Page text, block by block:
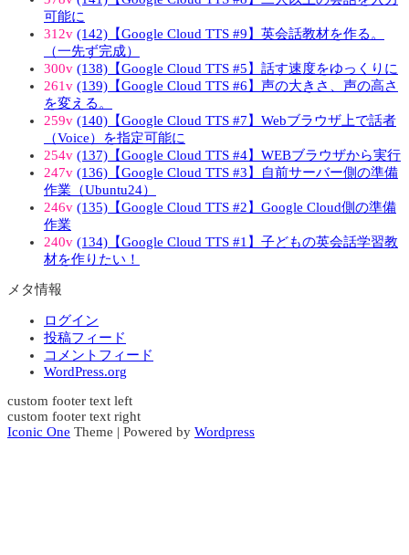
可能に
312v (142)【Google Cloud TTS #9】英会話教材を作る。
（一先ず完成）
300v (138)【Google Cloud TTS #5】話す速度をゆっくりに
261v (139)【Google Cloud TTS #6】声の大きさ、声の高さ
を変える。
259v (140)【Google Cloud TTS #7】Webブラウザ上で話者
（Voice）を指定可能に
254v (137)【Google Cloud TTS #4】WEBブラウザから実行
247v (136)【Google Cloud TTS #3】自前サーバー側の準備
作業（Ubuntu24）
246v (135)【Google Cloud TTS #2】Google Cloud側の準備
作業
240v (134)【Google Cloud TTS #1】子どもの英会話学習教
材を作りたい！
メタ情報
ログイン
投稿フィード
コメントフィード
WordPress.org
custom footer text left
custom footer text right
Iconic One Theme | Powered by Wordpress